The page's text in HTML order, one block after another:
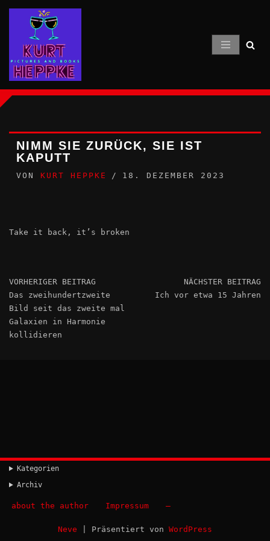
Inhalt
springen
NIMM SIE ZURÜCK, SIE IST
KAPUTT
VON KURT HEPPKE 18. DEZEMBER 2023
Take it back, it’s broken
VORHERIGER BEITRAG
Das zweihundertzweite
Bild seit das zweite mal
Galaxien in Harmonie
kollidieren
NÄCHSTER BEITRAG
Ich vor etwa 15 Jahren
Kategorien
Archiv
about the author Impressum –
Neve | Präsentiert von WordPress